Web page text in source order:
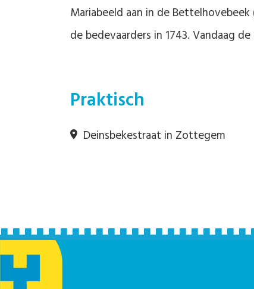
Mariabeeld aan in de
de bedevaarders in 1743. Vandaag
Praktisch
Deinsbekestraat in Zottegem